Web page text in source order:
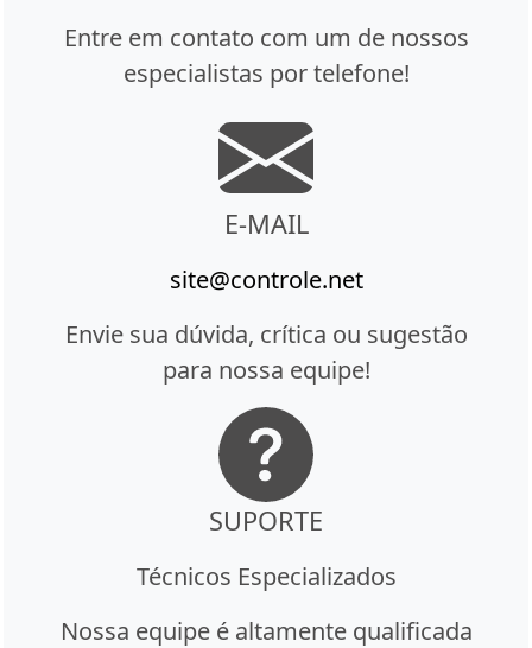
Entre em contato com um de nossos
especialistas por telefone!
E-MAIL
site@controle.net
Envie sua dúvida, crítica ou sugestão
para nossa equipe!
SUPORTE
Técnicos Especializados
Nossa equipe é altamente qualificada